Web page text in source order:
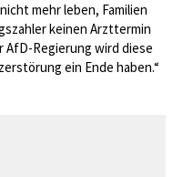
mehr leben, Familien
keinen Arzttermin
AfD-Regierung wird diese
ein Ende haben.“